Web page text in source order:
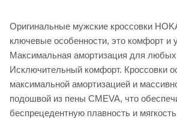
Оригинальные мужские кроссовки
ключевые особенности, это комфорт и
Максимальная амортизация для любых
Исключительный комфорт. Кроссовки
максимальной амортизацией и
подошвой из пены CMEVA, что
беспрецедентную плавность и